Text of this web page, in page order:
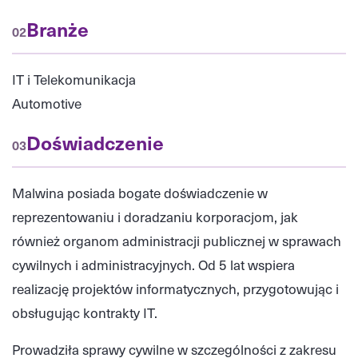
02Branże
IT i Telekomunikacja
Automotive
03Doświadczenie
Malwina posiada bogate doświadczenie w
reprezentowaniu i doradzaniu korporacjom, jak
również organom administracji publicznej w sprawach
cywilnych i administracyjnych. Od 5 lat wspiera
realizację projektów informatycznych, przygotowując i
obsługując kontrakty IT.
Prowadziła sprawy cywilne w szczególności z zakresu